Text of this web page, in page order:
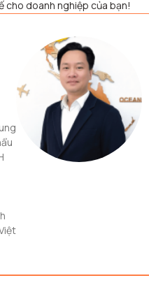
cho doanh nghiệp của bạn!